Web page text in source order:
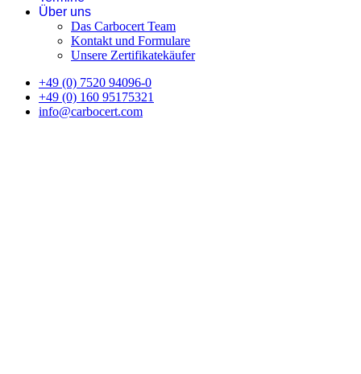
Über uns
Das Carbocert Team
Kontakt und Formulare
Unsere Zertifikatekäufer
+49 (0) 7520 94096-0
+49 (0) 160 95175321
info@carbocert.com